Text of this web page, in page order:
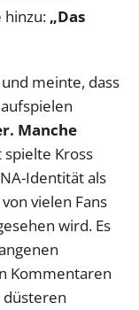
hinzu: „Das
meinte, dass
Manche
spielte Kross
Identität als
vielen Fans
wird. Es
Kommentaren
düsteren